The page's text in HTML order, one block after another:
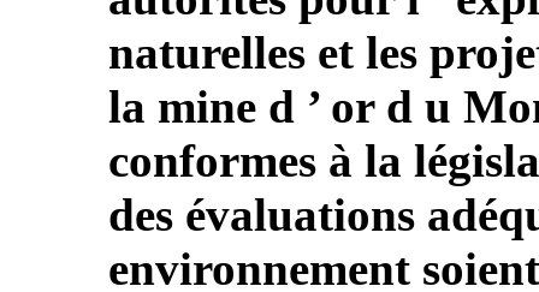
naturelles et les
la mine d ’ or d u
conformes à la
des évaluations
environnement